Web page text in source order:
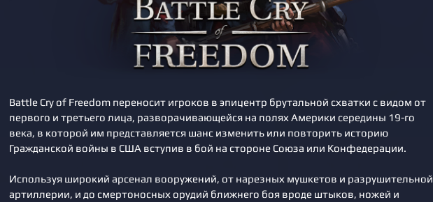
Battle Cry of Freedom переносит игроков в эпицентр брутальной схватки с видом от
первого и третьего лица, разворачивающейся на полях Америки середины 19-го
века, в которой им представляется шанс изменить или повторить историю
Гражданской войны в США вступив в бой на стороне Союза или Конфедерации.
Используя широкий арсенал вооружений, от нарезных мушкетов и разрушительной
артиллерии, и до смертоносных орудий ближнего боя вроде штыков, ножей и